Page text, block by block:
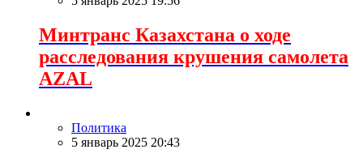
Минтранс Казахстана о ходе
расследования крушения самолета
AZAL
Политика
5 январь 2025 20:43